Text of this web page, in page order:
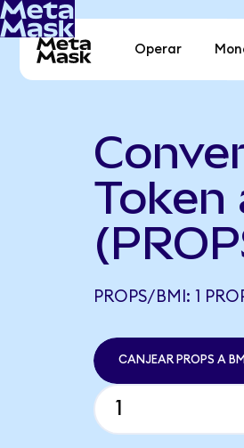
Operar
Token
PROPS/BMI: 1
CANJEAR PROPS A BMI